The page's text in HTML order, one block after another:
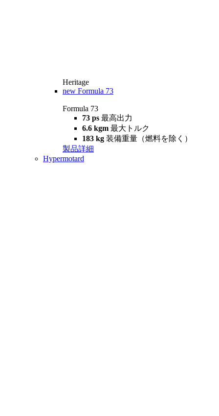
Heritage
new Formula 73
Formula 73
73 ps 最高出力
6.6 kgm 最大トルク
183 kg 装備重量（燃料を除く）
製品詳細
Hypermotard